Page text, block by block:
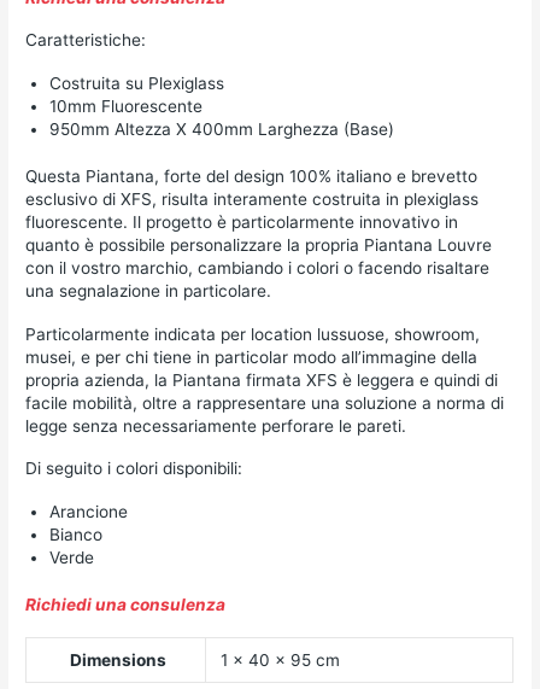
Caratteristiche:
Costruita su Plexiglass
10mm Fluorescente
950mm Altezza X 400mm Larghezza (Base)
Questa Piantana, forte del design 100% italiano e brevetto
esclusivo di XFS, risulta interamente costruita in plexiglass
fluorescente. Il progetto è particolarmente innovativo in
quanto è possibile personalizzare la propria Piantana Louvre
con il vostro marchio, cambiando i colori o facendo risaltare
una segnalazione in particolare.
Particolarmente indicata per location lussuose, showroom,
musei, e per chi tiene in particolar modo all’immagine della
propria azienda, la Piantana firmata XFS è leggera e quindi di
facile mobilità, oltre a rappresentare una soluzione a norma di
legge senza necessariamente perforare le pareti.
Di seguito i colori disponibili:
Arancione
Bianco
Verde
Richiedi una consulenza
Dimensions 1 × 40 × 95 cm